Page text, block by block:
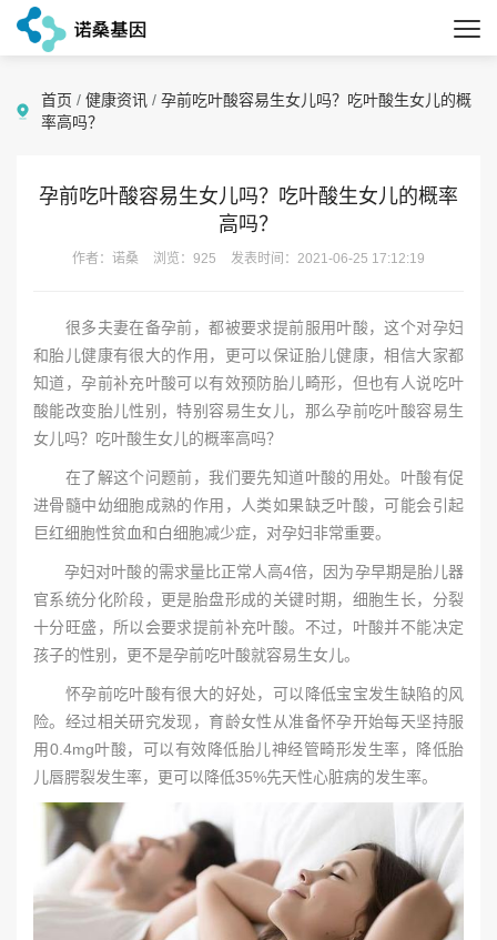
首页 / 健康资讯 / 孕前吃叶酸容易生女儿吗？吃叶酸生女儿的概
率高吗？
孕前吃叶酸容易生女儿吗？吃叶酸生女儿的概率
高吗？
作者：诺桑 浏览：925 发表时间：2021-06-25 17:12:19
很多夫妻在备孕前，都被要求提前服用叶酸，这个对孕妇
和胎儿健康有很大的作用，更可以保证胎儿健康，相信大家都
知道，孕前补充叶酸可以有效预防胎儿畸形，但也有人说吃叶
酸能改变胎儿性别，特别容易生女儿，那么孕前吃叶酸容易生
女儿吗？吃叶酸生女儿的概率高吗？
在了解这个问题前，我们要先知道叶酸的用处。叶酸有促
进骨髓中幼细胞成熟的作用，人类如果缺乏叶酸，可能会引起
巨红细胞性贫血和白细胞减少症，对孕妇非常重要。
孕妇对叶酸的需求量比正常人高4倍，因为孕早期是胎儿器
官系统分化阶段，更是胎盘形成的关键时期，细胞生长，分裂
十分旺盛，所以会要求提前补充叶酸。不过，叶酸并不能决定
孩子的性别，更不是孕前吃叶酸就容易生女儿。
怀孕前吃叶酸有很大的好处，可以降低宝宝发生缺陷的风
险。经过相关研究发现，育龄女性从准备怀孕开始每天坚持服
用0.4mg叶酸，可以有效降低胎儿神经管畸形发生率，降低胎
儿唇腭裂发生率，更可以降低35%先天性心脏病的发生率。